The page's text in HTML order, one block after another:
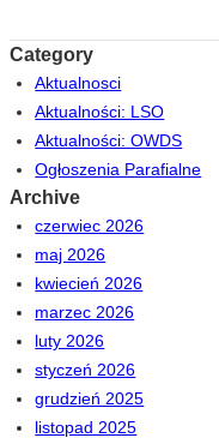
Category
Aktualnosci
Aktualności: LSO
Aktualności: OWDS
Ogłoszenia Parafialne
Archive
czerwiec 2026
maj 2026
kwiecień 2026
marzec 2026
luty 2026
styczeń 2026
grudzień 2025
listopad 2025